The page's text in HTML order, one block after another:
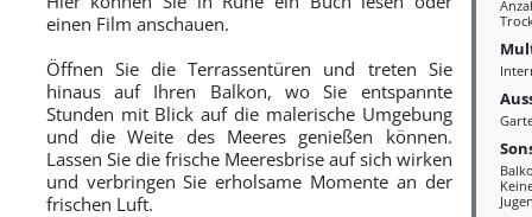
einen Film anschauen.
Öffnen Sie die Terrassentüren und treten Sie
hinaus auf Ihren Balkon, wo Sie entspannte
Stunden mit Blick auf die malerische Umgebung
und die Weite des Meeres genießen können.
Lassen Sie die frische Meeresbrise auf sich wirken
und verbringen Sie erholsame Momente an der
frischen Luft.